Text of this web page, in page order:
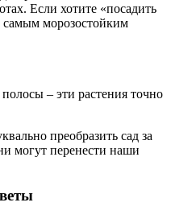
Если хотите «посадить
самым морозостойким
– эти растения точно
преобразить сад за
могут перенести наши